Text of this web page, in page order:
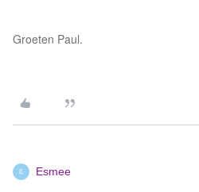
Groeten Paul.
E Esmee